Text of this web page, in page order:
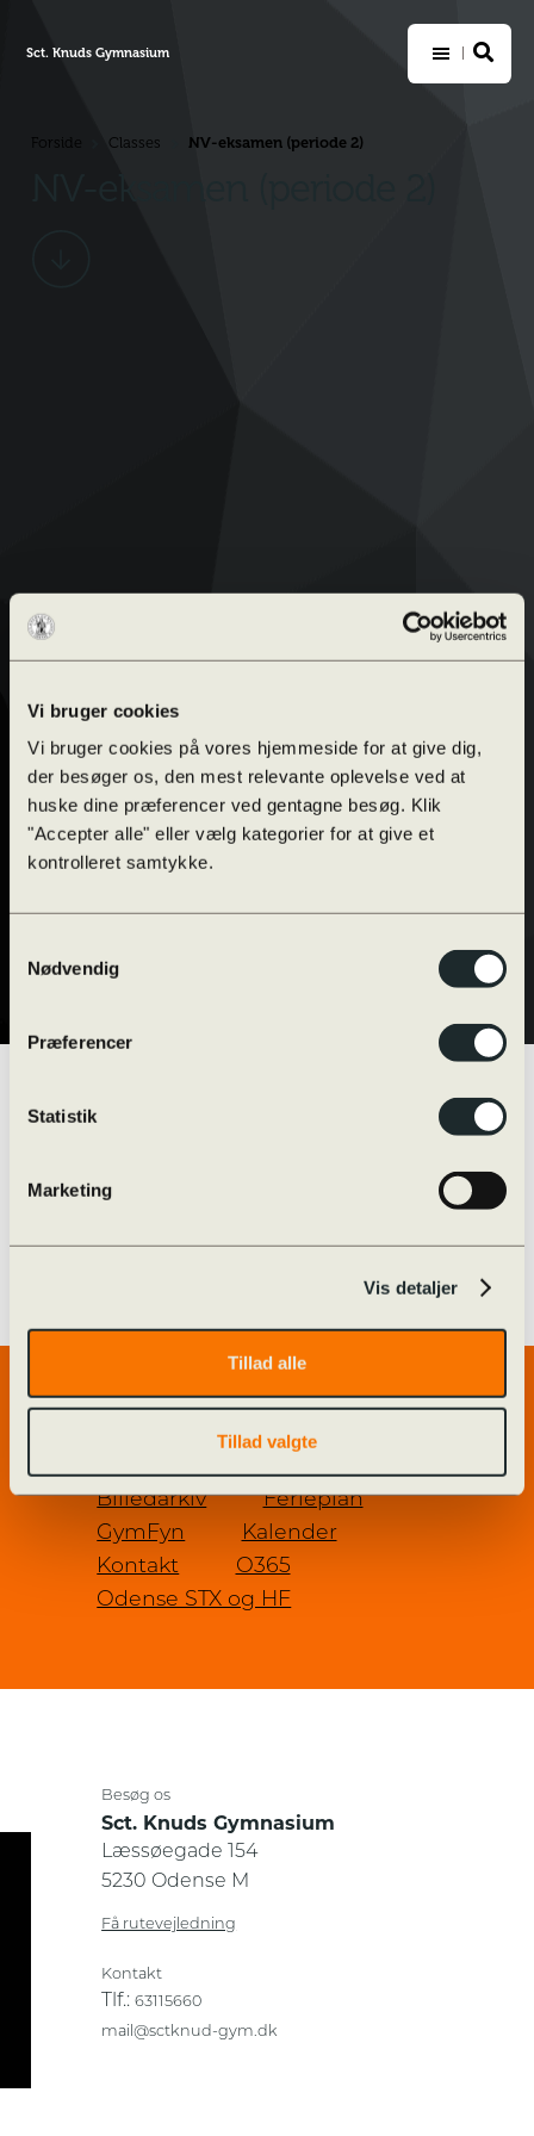
Vi bruger cookies
Vi bruger cookies på vores hjemmeside for at give dig,
der besøger os, den mest relevante oplevelse ved at
huske dine præferencer ved gentagne besøg. Klik
"Accepter alle" eller vælg kategorier for at give et
kontrolleret samtykke.
Nødvendig
Præferencer
Statistik
Marketing
Vis detaljer
Tillad alle
Tillad valgte
Sct. Knuds Gymnasium
Forside Classes NV-eksamen (periode 2)
15:15
Billedarkiv
Ferieplan
GymFyn
Kalender
Kontakt
O365
Odense STX og HF
Besøg os
Sct. Knuds Gymnasium
Læssøegade 154
5230 Odense M
Få rutevejledning
Kontakt
Tlf.:63115660
mail@sctknud-gym.dk